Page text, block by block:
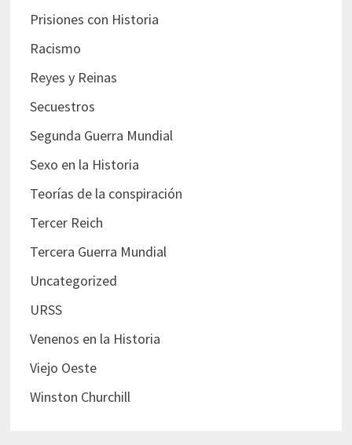
Prisiones con Historia
Racismo
Reyes y Reinas
Secuestros
Segunda Guerra Mundial
Sexo en la Historia
Teorías de la conspiración
Tercer Reich
Tercera Guerra Mundial
Uncategorized
URSS
Venenos en la Historia
Viejo Oeste
Winston Churchill